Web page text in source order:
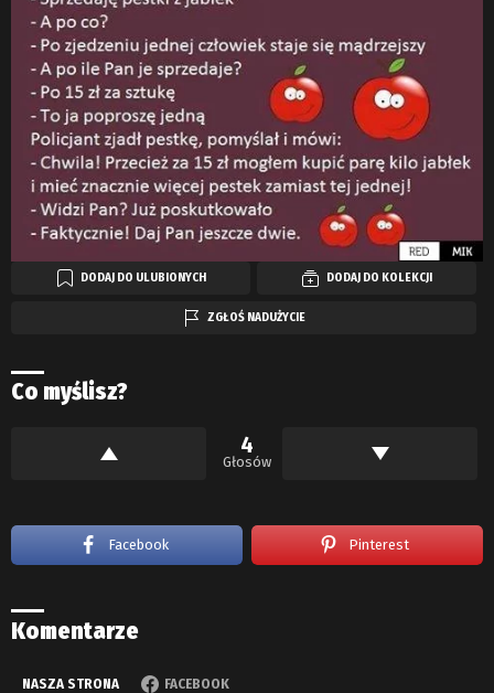
DODAJ DO ULUBIONYCH DODAJ DO KOLEKCJI
ZGŁOŚ NADUŻYCIE
Co myślisz?
4
Głosów
Facebook Pinterest
Komentarze
NASZA STRONA FACEBOOK